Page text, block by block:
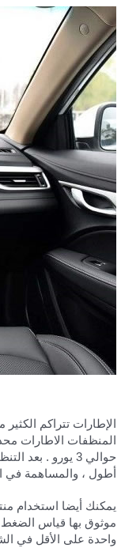
الإطارات تتراكم
المنظفات الاطارات
حوالي 3 يورو .
أطول ، والمساهمة في
يمكنك أيضا استخدام